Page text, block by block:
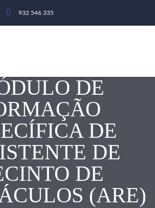
932 546 335
DE
DE
DE
DE
(ARE)